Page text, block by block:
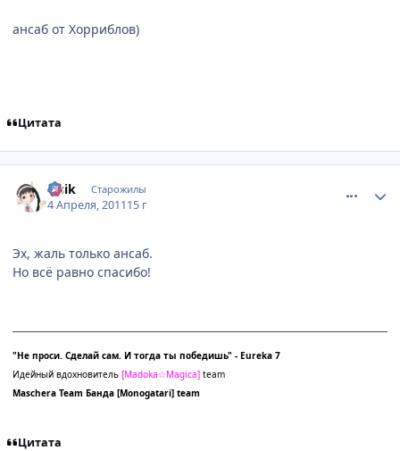
ансаб от Хорриблов)
Цитата
lesik Старожилы
4 Апреля, 201115 г
Эх, жаль только ансаб.
Но всё равно спасибо!
"Не проси. Сделай сам. И тогда ты победишь" - Eureka 7
Идейный вдохновитель [Madoka☆Magica] team
Maschera Team Банда [Monogatari] team
Цитата